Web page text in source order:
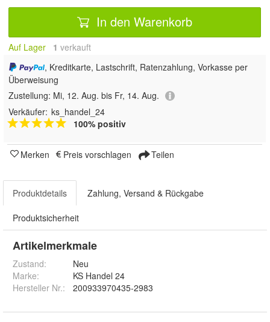
In den Warenkorb
Auf Lager 1 verkauft
, Kreditkarte, Lastschrift, Ratenzahlung, Vorkasse per
Überweisung
Zustellung: Mi, 12. Aug. bis Fr, 14. Aug.
Verkäufer: ks_handel_24
100% positiv
Merken Preis vorschlagen Teilen
Produktdetails Zahlung, Versand & Rückgabe
Produktsicherheit
Artikelmerkmale
Zustand:
Neu
Marke:
KS Handel 24
Hersteller Nr.:
200933970435-2983